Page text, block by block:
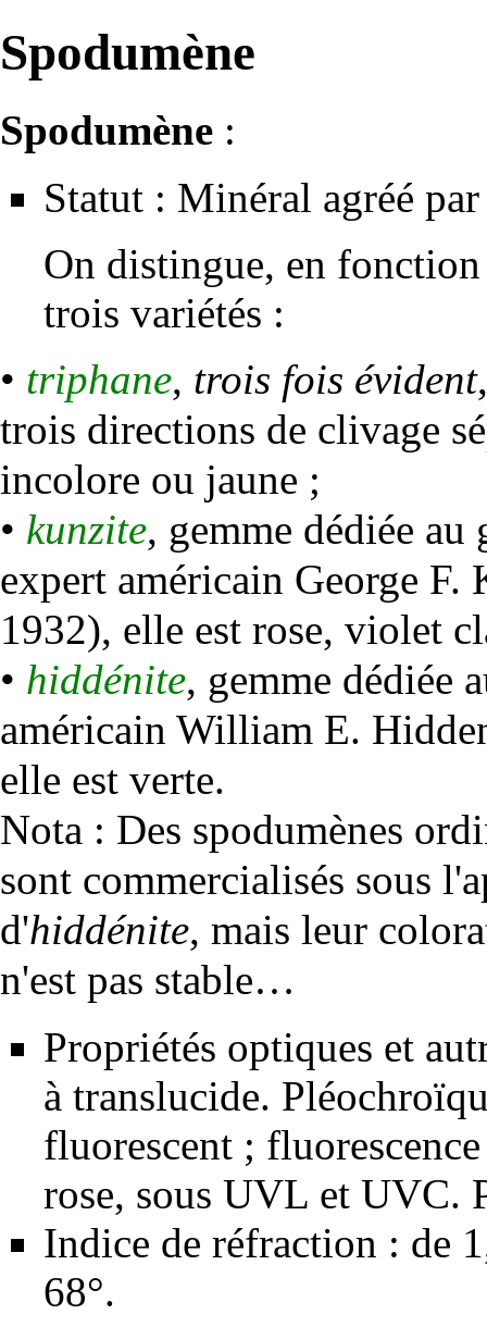
Spodumène
Spodumène :
Statut : Minéral agréé
On distingue, en
trois variétés :
• triphane, trois fois évident
trois directions de clivage
incolore ou jaune ;
• kunzite, gemme dédiée au
expert américain George F.
1932), elle est rose, violet
• hiddénite, gemme dédiée
américain William E.
elle est verte.
Nota : Des spodumènes
sont commercialisés sous
d'hiddénite, mais leur
n'est pas stable…
Propriétés optiques et
à translucide.
fluorescent ; fluorescence
rose, sous UVL et UVC.
Indice de réfraction : de
68°.